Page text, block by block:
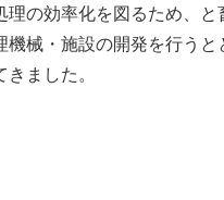
の効率化を図るため、
械・施設の開発を行う
ました。